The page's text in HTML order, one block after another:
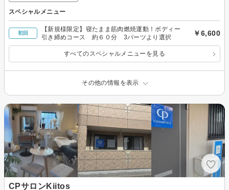
スペシャルメニュー
初回
【新規様限定】寝たまま筋肉燃焼運動！ボディー
引き締めコース 約６０分 3パーツより選択
￥6,600
すべてのスペシャルメニューを見る
その他の情報を表示
CPサロンKiitos